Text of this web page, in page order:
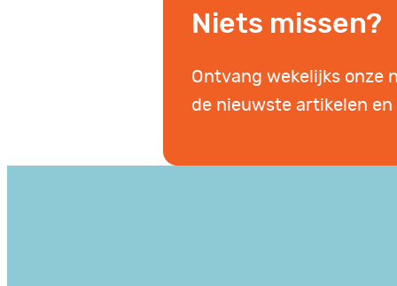
Niets missen?
Ontvang wekelijks onze
de nieuwste artikelen en